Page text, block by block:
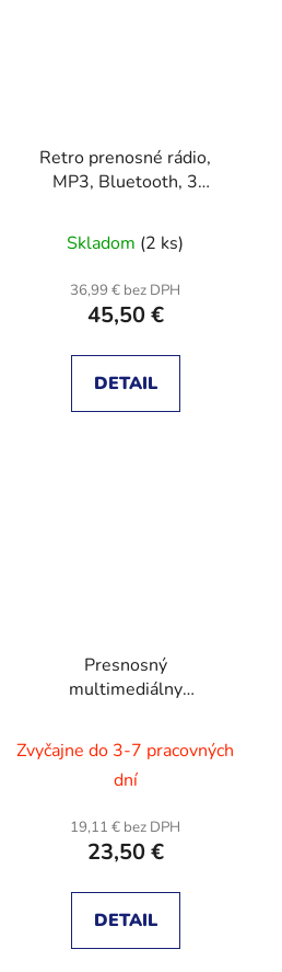
Retro prenosné rádio,
MP3, Bluetooth, 3
Skladom (2 ks)
36,99 € bez DPH
45,50 €
DETAIL
Presnosný
multimediálny
BT2600
Zvyčajne do 3-7 pracovných
dní
19,11 € bez DPH
23,50 €
DETAIL